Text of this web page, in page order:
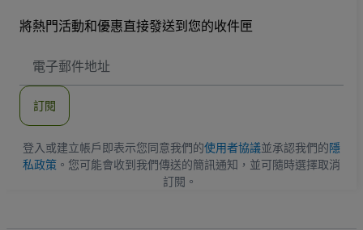
將熱門活動和優惠直接發送到您的收件匣
子
地
訂閱
登入或建立帳戶即表示您同意我們的使用者協議並承認我們的隱
私政策 。您可能會收到我們傳送的簡訊通知，並可隨時選擇取消
訂閱。